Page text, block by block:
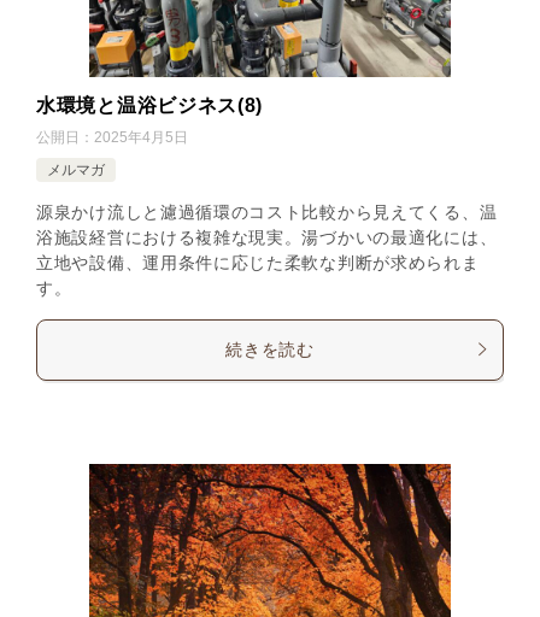
水環境と温浴ビジネス(8)
公開日： 2025年4月5日
メルマガ
源泉かけ流しと濾過循環のコスト比較から見えてくる、温
浴施設経営における複雑な現実。湯づかいの最適化には、
立地や設備、運用条件に応じた柔軟な判断が求められま
す。
続きを読む